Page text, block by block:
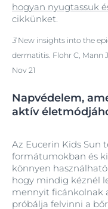
hogyan nyugtassuk
cikkünket.
3New insights into the
dermatitis. Flohr C, Mann
Nov 21
Napvédelem,
aktív
Az Eucerin Kids Sun
formátumokban és
könnyen
hogy mindig kéznél
mennyit ficánkolnak
próbálja felvinni a